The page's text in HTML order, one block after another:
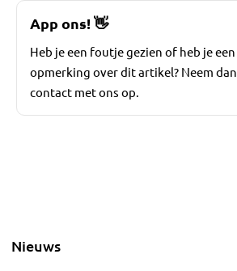
App ons!👋
Heb je een foutje gezien of heb je een
opmerking over dit artikel? Neem dan
contact met ons op.
Nieuws